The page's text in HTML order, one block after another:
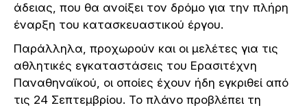
άδειας, που θα ανοίξει τον δρόμο για την πλήρη
έναρξη του κατασκευαστικού έργου.
Παράλληλα, προχωρούν και οι μελέτες για τις
αθλητικές εγκαταστάσεις του Ερασιτέχνη
Παναθηναϊκού, οι οποίες έχουν ήδη εγκριθεί από
τις 24 Σεπτεμβρίου. Το πλάνο προβλέπει τη